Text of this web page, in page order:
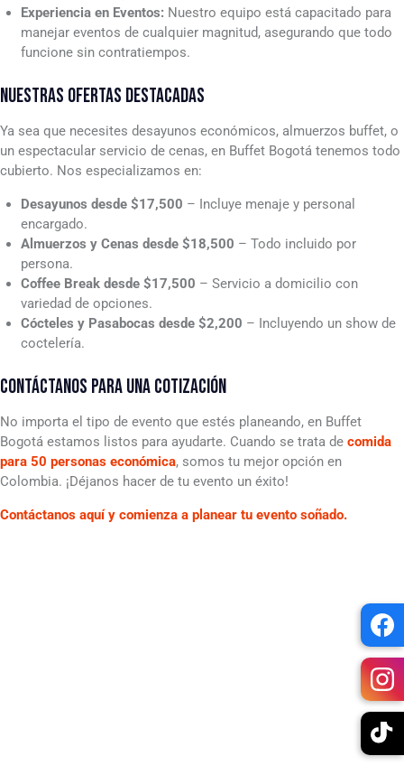
Experiencia en Eventos: Nuestro equipo está capacitado para
manejar eventos de cualquier magnitud, asegurando que todo
funcione sin contratiempos.
NUESTRAS OFERTAS DESTACADAS
Ya sea que necesites desayunos económicos, almuerzos buffet, o
un espectacular servicio de cenas, en Buffet Bogotá tenemos todo
cubierto. Nos especializamos en:
Desayunos desde $17,500 – Incluye menaje y personal
encargado.
Almuerzos y Cenas desde $18,500 – Todo incluido por
persona.
Coffee Break desde $17,500 – Servicio a domicilio con
variedad de opciones.
Cócteles y Pasabocas desde $2,200 – Incluyendo un show de
coctelería.
CONTÁCTANOS PARA UNA COTIZACIÓN
No importa el tipo de evento que estés planeando, en Buffet
Bogotá estamos listos para ayudarte. Cuando se trata de comida
para 50 personas económica, somos tu mejor opción en
Colombia. ¡Déjanos hacer de tu evento un éxito!
Contáctanos aquí y comienza a planear tu evento soñado.